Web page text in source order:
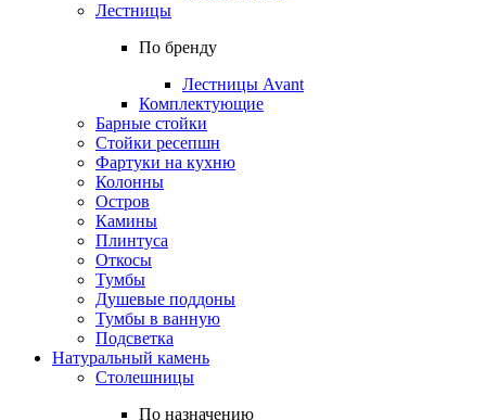
Лестницы
По бренду
Лестницы Avant
Комплектующие
Барные стойки
Стойки ресепшн
Фартуки на кухню
Колонны
Остров
Камины
Плинтуса
Откосы
Тумбы
Душевые поддоны
Тумбы в ванную
Подсветка
Натуральный камень
Столешницы
По назначению